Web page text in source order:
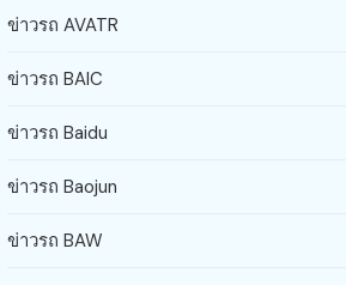
ข่าวรถ AVATR
ข่าวรถ BAIC
ข่าวรถ Baidu
ข่าวรถ Baojun
ข่าวรถ BAW